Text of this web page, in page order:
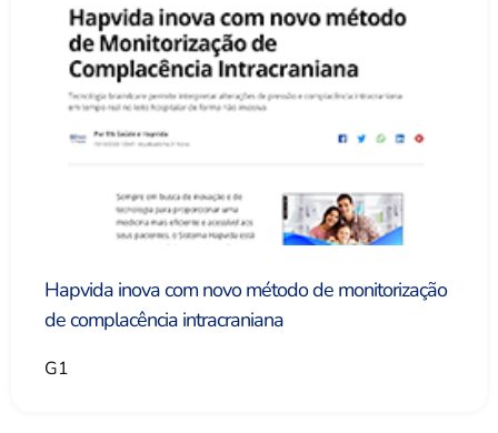
Hapvida inova com novo método de monitorização
de complacência intracraniana
G1